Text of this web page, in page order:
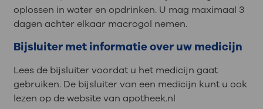
oplossen in water en opdrinken. U mag maximaal 3
dagen achter elkaar macrogol nemen.
Bijsluiter met informatie over uw medicijn
Lees de bijsluiter voordat u het medicijn gaat
gebruiken. De bijsluiter van een medicijn kunt u ook
lezen op de website van apotheek.nl